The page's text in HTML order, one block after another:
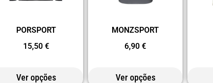
PORSPORT
15,50 €
Ver opções
MONZSPORT
6,90€
Ver opções